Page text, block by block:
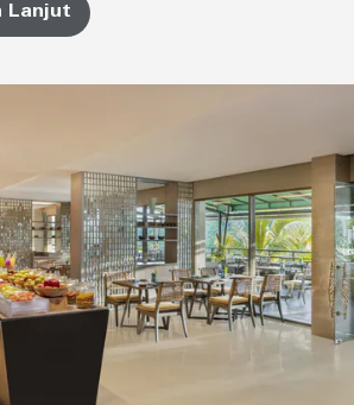
Lanjut
Pool Bar
infinity pool dekat Tall Trees, Pool
menyegarkan dan hidangan
langsung ke rimbun
hutan Ubud.
Jelajahi